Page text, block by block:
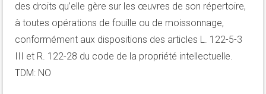
des droits qu’elle gère sur les œuvres de son répertoire,
à toutes opérations de fouille ou de moissonnage,
conformément aux dispositions des articles L. 122-5-3
III et R. 122-28 du code de la propriété intellectuelle.
TDM: NO